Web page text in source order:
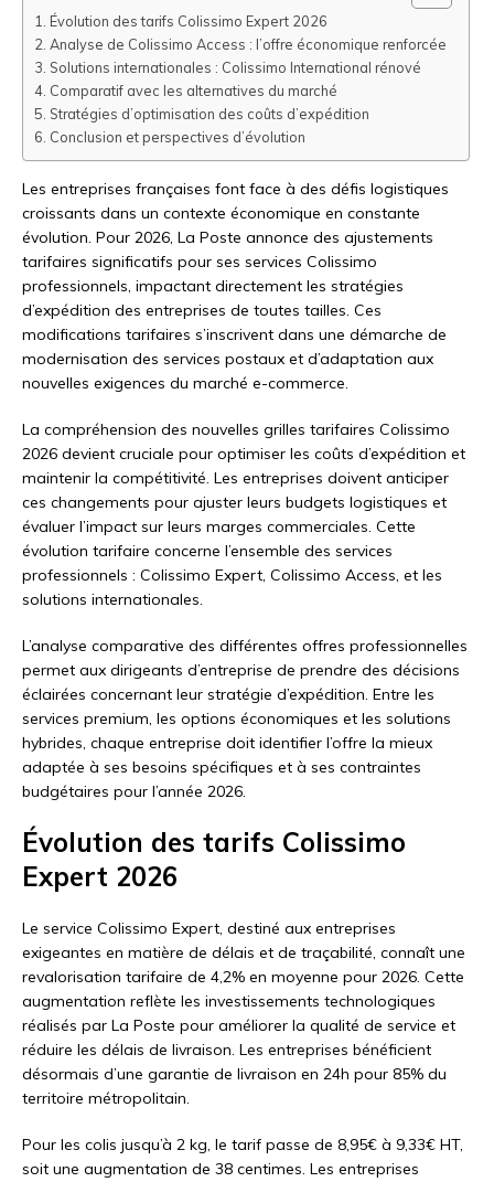
Évolution des tarifs Colissimo Expert 2026
Analyse de Colissimo Access : l’offre économique renforcée
Solutions internationales : Colissimo International rénové
Comparatif avec les alternatives du marché
Stratégies d’optimisation des coûts d’expédition
Conclusion et perspectives d’évolution
Les entreprises françaises font face à des défis logistiques
croissants dans un contexte économique en constante
évolution. Pour 2026, La Poste annonce des ajustements
tarifaires significatifs pour ses services Colissimo
professionnels, impactant directement les stratégies
d’expédition des entreprises de toutes tailles. Ces
modifications tarifaires s’inscrivent dans une démarche de
modernisation des services postaux et d’adaptation aux
nouvelles exigences du marché e-commerce.
La compréhension des nouvelles grilles tarifaires Colissimo
2026 devient cruciale pour optimiser les coûts d’expédition et
maintenir la compétitivité. Les entreprises doivent anticiper
ces changements pour ajuster leurs budgets logistiques et
évaluer l’impact sur leurs marges commerciales. Cette
évolution tarifaire concerne l’ensemble des services
professionnels : Colissimo Expert, Colissimo Access, et les
solutions internationales.
L’analyse comparative des différentes offres professionnelles
permet aux dirigeants d’entreprise de prendre des décisions
éclairées concernant leur stratégie d’expédition. Entre les
services premium, les options économiques et les solutions
hybrides, chaque entreprise doit identifier l’offre la mieux
adaptée à ses besoins spécifiques et à ses contraintes
budgétaires pour l’année 2026.
Évolution des tarifs Colissimo
Expert 2026
Le service Colissimo Expert, destiné aux entreprises
exigeantes en matière de délais et de traçabilité, connaît une
revalorisation tarifaire de 4,2% en moyenne pour 2026. Cette
augmentation reflète les investissements technologiques
réalisés par La Poste pour améliorer la qualité de service et
réduire les délais de livraison. Les entreprises bénéficient
désormais d’une garantie de livraison en 24h pour 85% du
territoire métropolitain.
Pour les colis jusqu’à 2 kg, le tarif passe de 8,95€ à 9,33€ HT,
soit une augmentation de 38 centimes. Les entreprises